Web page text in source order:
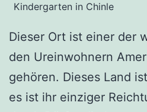
Kindergarten in Chinle
Dieser Ort ist einer der
den Ureinwohnern
gehören. Dieses Land
es ist ihr einziger